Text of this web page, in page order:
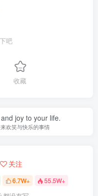
吧
收藏
joy to your life.
欢笑与快乐的事情
关注
6.7W+ 55.5W+